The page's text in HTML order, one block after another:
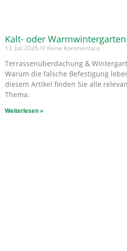
Kalt- oder
13. Juli 2026 Keine Kommentare
Terrassenüberdachung &
Warum die falsche Befestigung
diesem Artikel finden Sie alle
Thema.
Weiterlesen »